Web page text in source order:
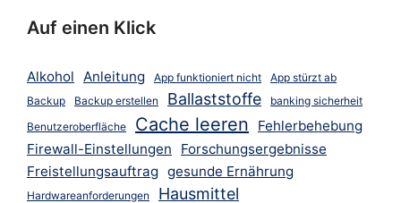
Auf einen Klick
Alkohol Anleitung App funktioniert nicht
App stürzt ab
Backup
Backup erstellen Ballaststoffe
banking sicherheit
Benutzeroberfläche
Cache leeren
Fehlerbehebung
Firewall-Einstellungen
Forschungsergebnisse
Freistellungsauftrag gesunde Ernährung
Hardwareanforderungen
Hausmittel